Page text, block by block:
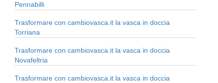
Pennabilli
Trasformare con cambiovasca.it la vasca in doccia
Torriana
Trasformare con cambiovasca.it la vasca in doccia
Novafeltria
Trasformare con cambiovasca.it la vasca in doccia